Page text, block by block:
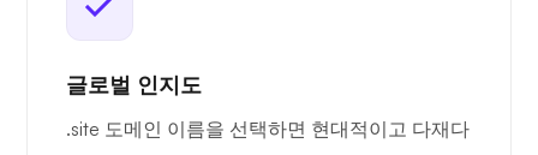
글로벌 인지도
.site 도메인 이름을 선택하면 현대적이고 다재다